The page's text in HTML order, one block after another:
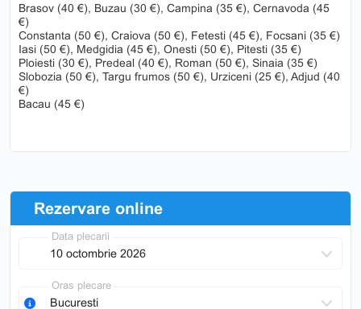
Brasov (40 €), Buzau (30 €), Campina (35 €), Cernavoda (45
€)
Constanta (50 €), Craiova (50 €), Fetesti (45 €), Focsani (35 €)
Iasi (50 €), Medgidia (45 €), Onesti (50 €), Pitesti (35 €)
Ploiesti (30 €), Predeal (40 €), Roman (50 €), Sinaia (35 €)
Slobozia (50 €), Targu frumos (50 €), Urziceni (25 €), Adjud (40
€)
Bacau (45 €)
Rezervare online
Data plecarii
Oras plecare